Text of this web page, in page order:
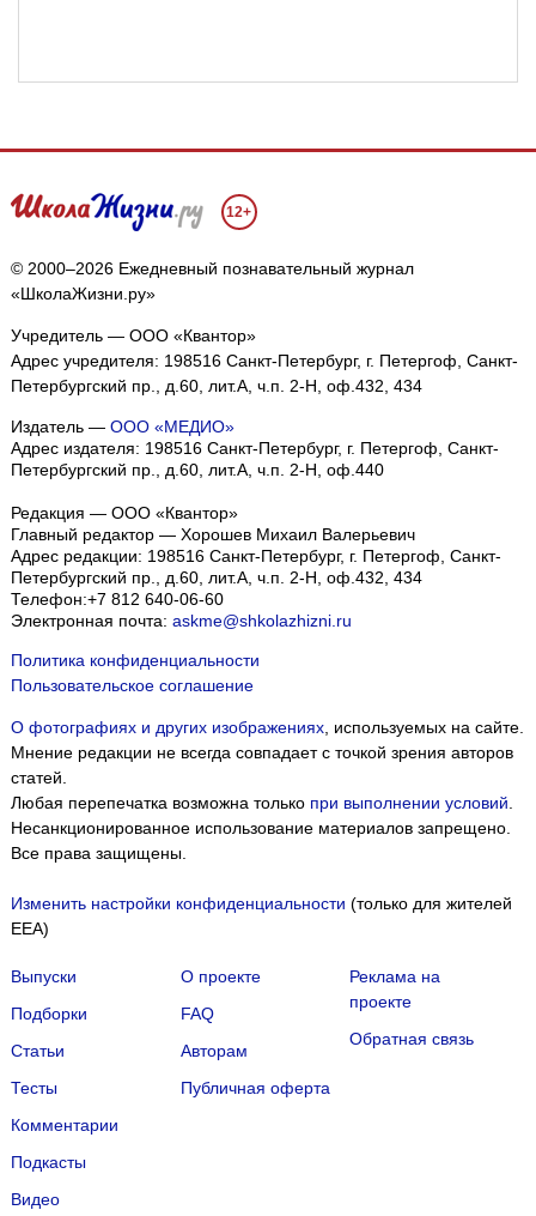
12+
© 2000–2026 Ежедневный познавательный журнал
«ШколаЖизни.ру»
Учредитель — ООО «Квантор»
Адрес учредителя: 198516 Санкт-Петербург, г. Петергоф, Санкт-
Петербургский пр., д.60, лит.А, ч.п. 2-Н, оф.432, 434
Издатель — ООО «МЕДИО»
Адрес издателя: 198516 Санкт-Петербург, г. Петергоф, Санкт-
Петербургский пр., д.60, лит.А, ч.п. 2-Н, оф.440
Редакция — ООО «Квантор»
Главный редактор — Хорошев Михаил Валерьевич
Адрес редакции: 198516 Санкт-Петербург, г. Петергоф, Санкт-
Петербургский пр., д.60, лит.А, ч.п. 2-Н, оф.432, 434
Телефон:+7 812 640-06-60
Электронная почта: askme@shkolazhizni.ru
Политика конфиденциальности
Пользовательское соглашение
О фотографиях и других изображениях, используемых на сайте.
Мнение редакции не всегда совпадает с точкой зрения авторов
статей.
Любая перепечатка возможна только при выполнении условий.
Несанкционированное использование материалов запрещено.
Все права защищены.
Изменить настройки конфиденциальности (только для жителей
EEA)
Выпуски
Подборки
Статьи
Тесты
Комментарии
Подкасты
Видео
О проекте
FAQ
Авторам
Публичная оферта
Реклама на
проекте
Обратная связь